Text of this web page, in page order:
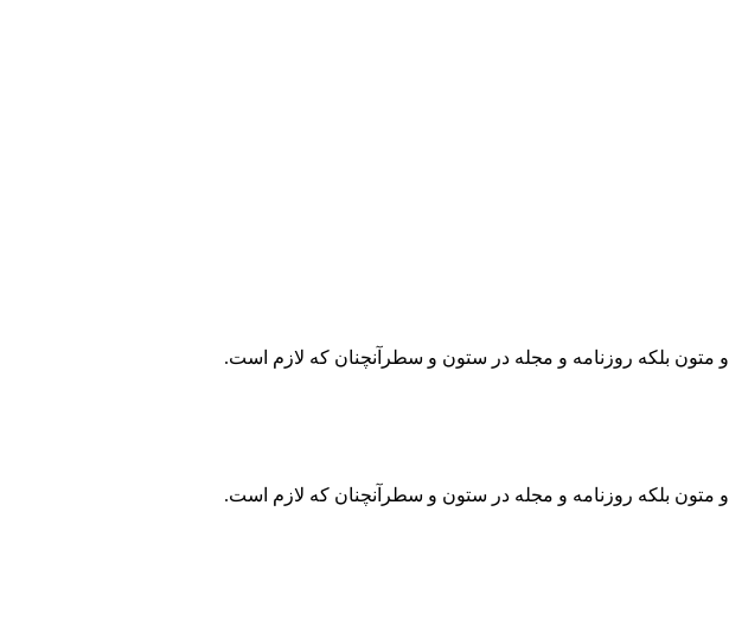
متون بلکه روزنامه و مجله در ستون و سطرآنچنان که لازم است.
متون بلکه روزنامه و مجله در ستون و سطرآنچنان که لازم است.